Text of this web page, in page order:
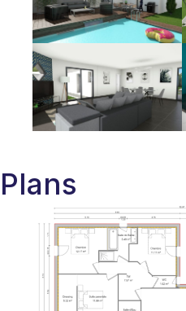
Plans